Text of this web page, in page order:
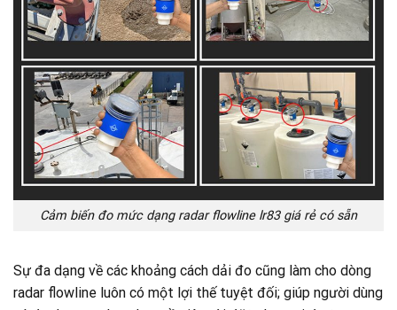
Cảm biến đo mức dạng radar flowline lr83 giá rẻ có sẵn
Sự đa dạng về các khoảng cách dải đo cũng làm cho dòng
radar flowline luôn có một lợi thế tuyệt đối; giúp người dùng